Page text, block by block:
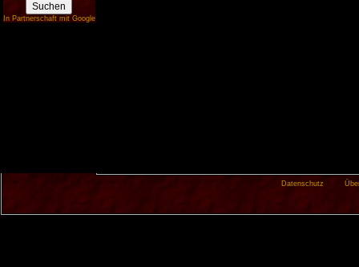
In Partnerschaft mit Google
Datenschutz